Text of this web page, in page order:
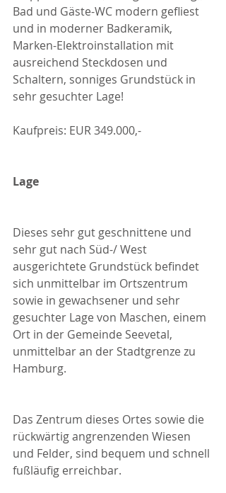
Bad und Gäste-WC modern gefliest
und in moderner Badkeramik,
Marken-Elektroinstallation mit
ausreichend Steckdosen und
Schaltern, sonniges Grundstück in
sehr gesuchter Lage!
Kaufpreis: EUR 349.000,-
Lage
Dieses sehr gut geschnittene und
sehr gut nach Süd-/ West
ausgerichtete Grundstück befindet
sich unmittelbar im Ortszentrum
sowie in gewachsener und sehr
gesuchter Lage von Maschen, einem
Ort in der Gemeinde Seevetal,
unmittelbar an der Stadtgrenze zu
Hamburg.
Das Zentrum dieses Ortes sowie die
rückwärtig angrenzenden Wiesen
und Felder, sind bequem und schnell
fußläufig erreichbar.